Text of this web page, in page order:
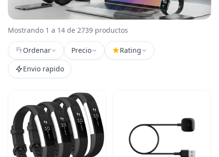
Mostrando 1 a 14 de 2739 productos
Ordenar Precio
Rating
Envio rapido